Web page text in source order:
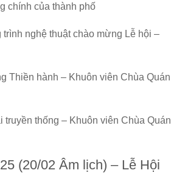
chính của thành phố
nghệ thuật chào mừng Lễ hội –
Thiền hành – Khuôn viên Chùa Quán
truyền thống – Khuôn viên Chùa Quán
(20/02 Âm lịch) – Lễ Hội